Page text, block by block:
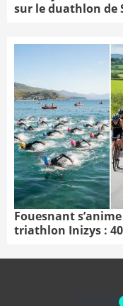
sur le duathlon de
Fouesnant
triathlon Inizys :